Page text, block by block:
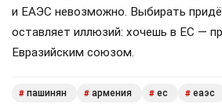
и ЕАЭС невозможно. Выбирать
оставляет иллюзий: хочешь в ЕС —
Евразийским союзом.
# пашинян # армения # ес # еаэс